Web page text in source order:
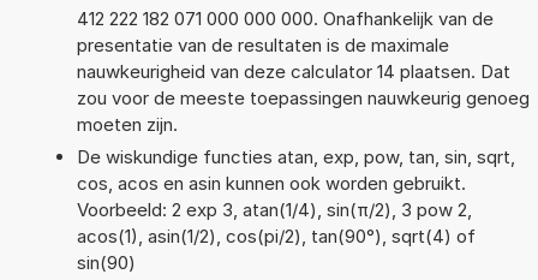
412 222 182 071 000 000 000. Onafhankelijk van de
presentatie van de resultaten is de maximale
nauwkeurigheid van deze calculator 14 plaatsen. Dat
zou voor de meeste toepassingen nauwkeurig genoeg
moeten zijn.
De wiskundige functies atan, exp, pow, tan, sin, sqrt,
cos, acos en asin kunnen ook worden gebruikt.
Voorbeeld: 2 exp 3, atan(1/4), sin(π/2), 3 pow 2,
acos(1), asin(1/2), cos(pi/2), tan(90°), sqrt(4) of
sin(90)